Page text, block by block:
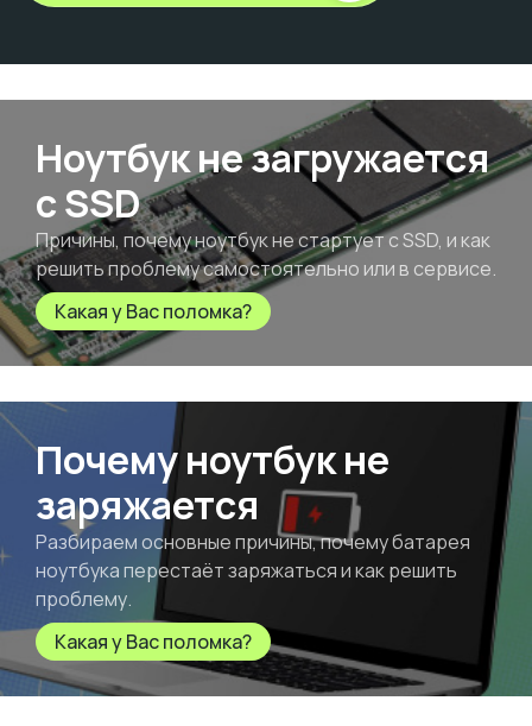
Ноутбук не загружается
с SSD
Причины, почему ноутбук не стартует с SSD, и как
решить проблему самостоятельно или в сервисе.
Какая у Вас поломка?
Почему ноутбук не
заряжается
Разбираем основные причины, почему батарея
ноутбука перестаёт заряжаться и как решить
проблему.
Какая у Вас поломка?